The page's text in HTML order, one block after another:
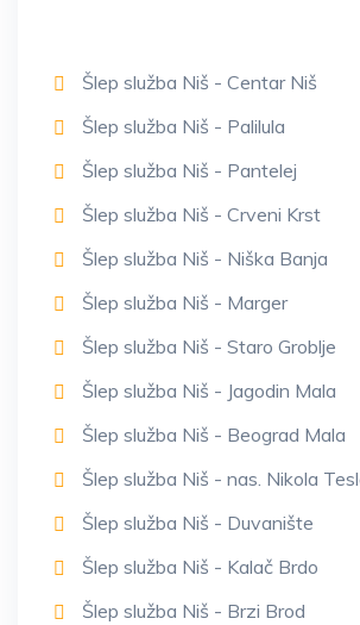
Šlep služba Niš - Centar Niš
Šlep služba Niš - Palilula
Šlep služba Niš - Pantelej
Šlep služba Niš - Crveni Krst
Šlep služba Niš - Niška Banja
Šlep služba Niš - Marger
Šlep služba Niš - Staro Groblje
Šlep služba Niš - Jagodin Mala
Šlep služba Niš - Beograd Mala
Šlep služba Niš - nas. Nikola
Šlep služba Niš - Duvanište
Šlep služba Niš - Kalač Brdo
Šlep služba Niš - Brzi Brod